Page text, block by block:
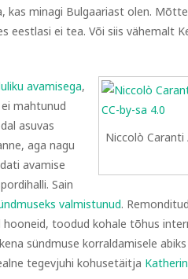
minagi Bulgaariast olen.
eestlasi ei tea. Või siis vähemalt
Niccolò Caranti
avamisega,
mahtunud
asuvas
aga nagu
avamise
Sain
valmistunud.
toodud kohale tõhus
sündmuse korraldamisele
tegevjuhi kohusetäitja